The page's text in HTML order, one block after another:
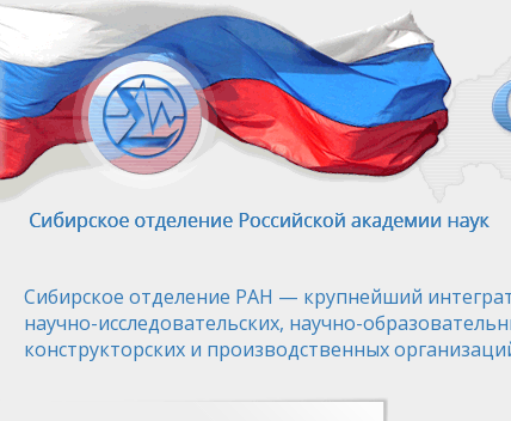
Перейти
основному
содержанию
Сибирское отделение РАН — крупнейший
научно-исследовательских, научно-
конструкторских и производственных